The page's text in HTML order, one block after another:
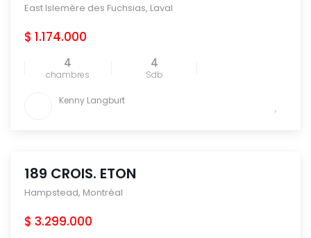
East Islemère des Fuchsias, Laval
$ 1.174.000
4
chambres
4
Sdb
Kenny Langburt
189 CROIS. ETON
Hampstead, Montréal
$ 3.299.000